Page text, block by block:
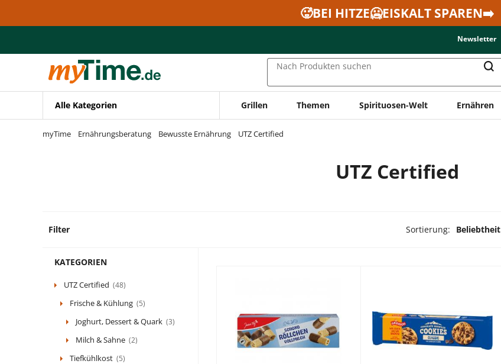
Zur Navigation springen
🥵BEI HITZE🥶EISKALT SPAREN➡️
Newsletter
Nach Produkten suchen
Alle Kategorien Grillen Themen Spirituosen-Welt Ernähren
myTime Ernährungsberatung Bewusste Ernährung UTZ Certified
UTZ Certified
Filter Sortierung: Beliebtheit
KATEGORIEN
UTZ Certified (48)
Frische & Kühlung (5)
Joghurt, Dessert & Quark (3)
Milch & Sahne (2)
Tiefkühlkost (5)